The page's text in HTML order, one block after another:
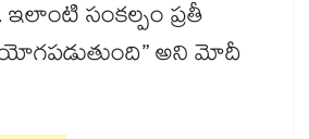
సంకల్పం ప్రతీ
అని మోదీ